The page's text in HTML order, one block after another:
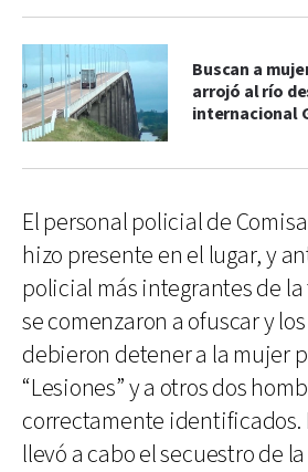
Buscan a
arrojó al río
internacional
El personal policial de
hizo presente en el lugar, y
policial más integrantes de
se comenzaron a ofuscar y
debieron detener a la mujer
“Lesiones” y a otros dos
correctamente identificados.
llevó a cabo el secuestro de